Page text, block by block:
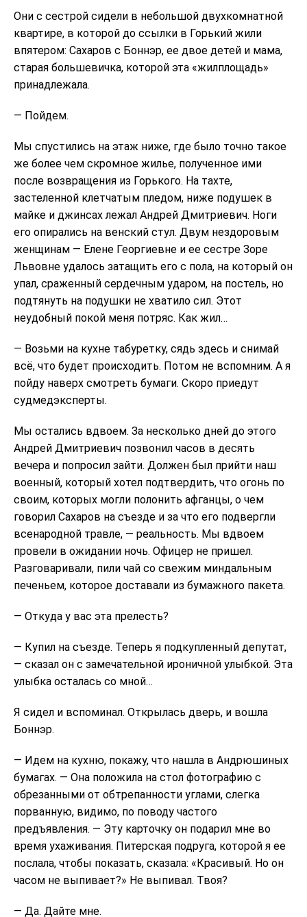
Они с сестрой сидели в небольшой двухкомнатной
квартире, в которой до ссылки в Горький жили
впятером: Сахаров с Боннэр, ее двое детей и мама,
старая большевичка, которой эта «жилплощадь»
принадлежала.
— Пойдем.
Мы спустились на этаж ниже, где было точно такое
же более чем скромное жилье, полученное ими
после возвращения из Горького. На тахте,
застеленной клетчатым пледом, ниже подушек в
майке и джинсах лежал Андрей Дмитриевич. Ноги
его опирались на венский стул. Двум нездоровым
женщинам — Елене Георгиевне и ее сестре Зоре
Львовне удалось затащить его с пола, на который он
упал, сраженный сердечным ударом, на постель, но
подтянуть на подушки не хватило сил. Этот
неудобный покой меня потряс. Как жил…
— Возьми на кухне табуретку, сядь здесь и снимай
всё, что будет происходить. Потом не вспомним. А я
пойду наверх смотреть бумаги. Скоро приедут
судмедэксперты.
Мы остались вдвоем. За несколько дней до этого
Андрей Дмитриевич позвонил часов в десять
вечера и попросил зайти. Должен был прийти наш
военный, который хотел подтвердить, что огонь по
своим, которых могли полонить афганцы, о чем
говорил Сахаров на съезде и за что его подвергли
всенародной травле, — реальность. Мы вдвоем
провели в ожидании ночь. Офицер не пришел.
Разговаривали, пили чай со свежим миндальным
печеньем, которое доставали из бумажного пакета.
— Откуда у вас эта прелесть?
— Купил на съезде. Теперь я подкупленный депутат,
— сказал он с замечательной ироничной улыбкой. Эта
улыбка осталась со мной…
Я сидел и вспоминал. Открылась дверь, и вошла
Боннэр.
— Идем на кухню, покажу, что нашла в Андрюшиных
бумагах. — Она положила на стол фотографию с
обрезанными от обтрепанности углами, слегка
порванную, видимо, по поводу частого
предъявления. — Эту карточку он подарил мне во
время ухаживания. Питерская подруга, которой я ее
послала, чтобы показать, сказала: «Красивый. Но он
часом не выпивает?» Не выпивал. Твоя?
— Да. Дайте мне.